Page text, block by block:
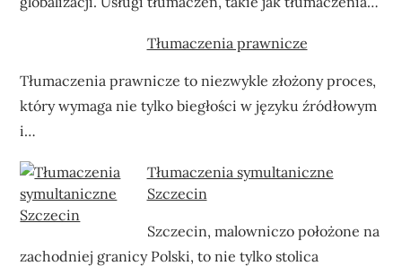
Tłumaczenia prawnicze
Tłumaczenia prawnicze to niezwykle złożony proces,
który wymaga nie tylko biegłości w języku źródłowym
i…
Tłumaczenia symultaniczne
Szczecin
Szczecin, malowniczo położone na
zachodniej granicy Polski, to nie tylko stolica